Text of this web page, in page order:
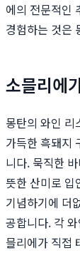
에의 전문적인
경험하는 것은
소믈리에
몽탄의 와인 리
가득한 흑돼지
니다. 묵직한
뜻한 산미로 입
기념하기에 더
공합니다. 각
믈리에가 직접